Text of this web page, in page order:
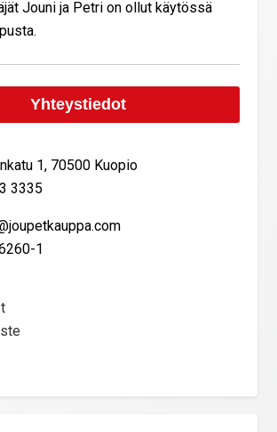
Jouni ja Petri on ollut käytössä
Yhteystiedot
1, 70500 Kuopio
3335
1